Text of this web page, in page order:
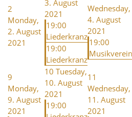
2
Monday,
2. August
2021
3. August
2021
19:00
Liederkranz
19:00
Liederkranz
Wednesday,
4. August
2021
19:00
Musikverein
9
Monday,
9. August
2021
10 Tuesday,
10. August
2021
19:00
11
Wednesday,
11. August
2021